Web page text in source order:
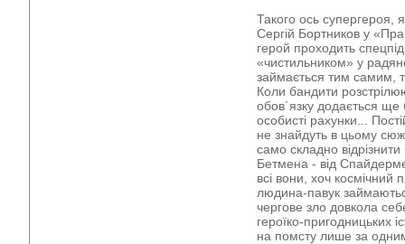
Такого ось супергероя,
Сергій Бортников у
герой проходить
«чистильником» у
займається тим самим,
Коли бандити
обов´язку додається
особисті рахунки...
не знайдуть в цьому
само складно
Бетмена - від
всі вони, хоч
людина-павук
чергове зло довкола
героїко-пригодницьких
на помсту лише за